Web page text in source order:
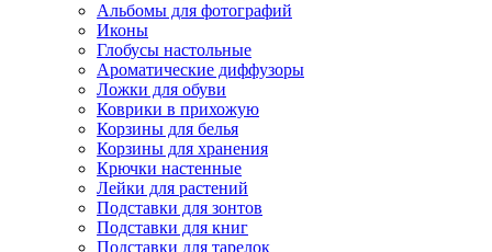
Альбомы для фотографий
Иконы
Глобусы настольные
Ароматические диффузоры
Ложки для обуви
Коврики в прихожую
Корзины для белья
Корзины для хранения
Крючки настенные
Лейки для растений
Подставки для зонтов
Подставки для книг
Подставки для тарелок